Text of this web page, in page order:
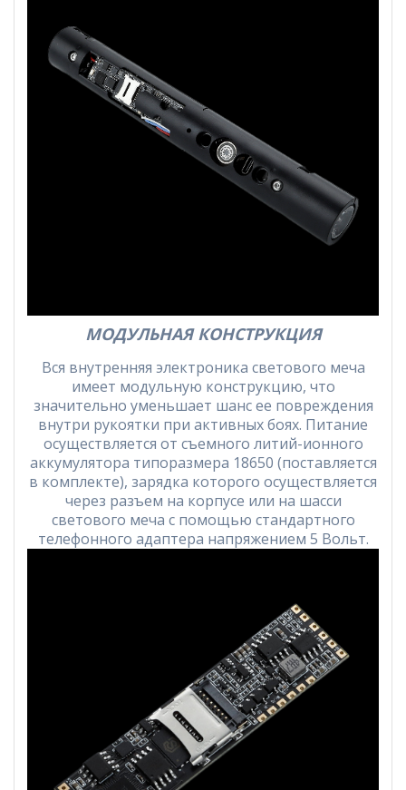
МОДУЛЬНАЯ КОНСТРУКЦИЯ
Вся внутренняя электроника светового меча
имеет модульную конструкцию, что
значительно уменьшает шанс ее повреждения
внутри рукоятки при активных боях. Питание
осуществляется от съемного литий-ионного
аккумулятора типоразмера 18650 (поставляется
в комплекте), зарядка которого осуществляется
через разъем на корпусе или на шасси
светового меча с помощью стандартного
телефонного адаптера напряжением 5 Вольт.